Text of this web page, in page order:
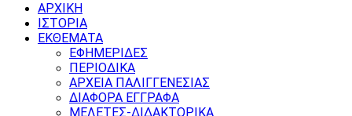
ΑΡΧΙΚΗ
ΙΣΤΟΡΙΑ
ΕΚΘΕΜΑΤΑ
ΕΦΗΜΕΡΙΔΕΣ
ΠΕΡΙΟΔΙΚΑ
ΑΡΧΕΙΑ ΠΑΛΙΓΓΕΝΕΣΙΑΣ
ΔΙΑΦΟΡΑ ΕΓΓΡΑΦΑ
ΜΕΛΕΤΕΣ-ΔΙΔΑΚΤΟΡΙΚΑ